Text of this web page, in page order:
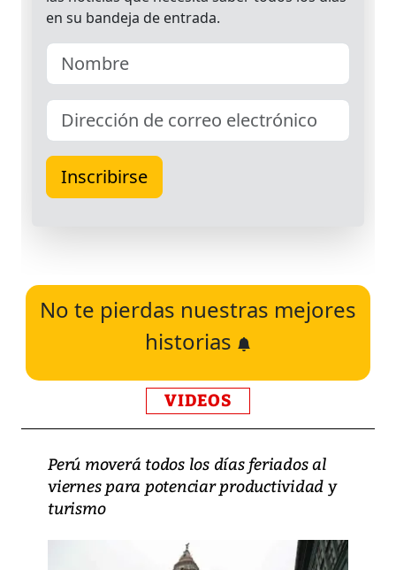
No te pierdas nuestras mejores
historias
VIDEOS
Perú moverá todos los días feriados al
viernes para potenciar productividad y
turismo